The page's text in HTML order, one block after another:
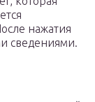
нажатия
сведениями.